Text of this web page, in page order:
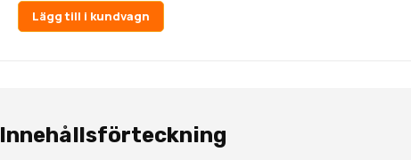
Lägg till i kundvagn
Innehållsförteckning